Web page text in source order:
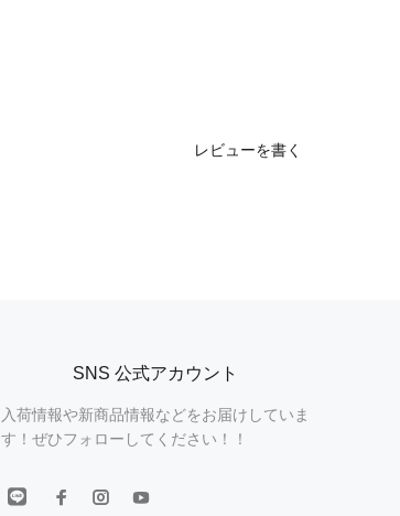
レビューを書く
SNS 公式アカウント
入荷情報や新商品情報などをお届けしていま
す！ぜひフォローしてください！！